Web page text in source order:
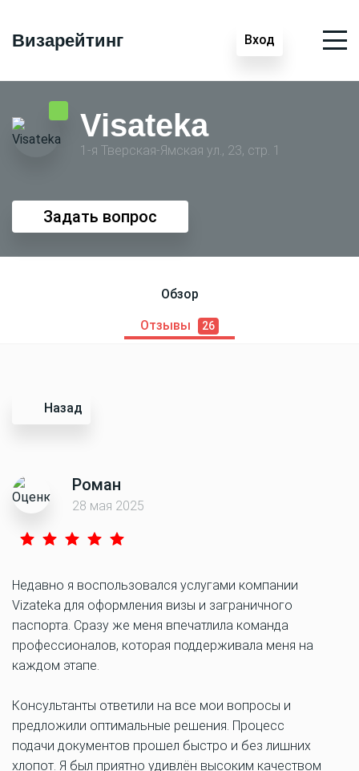
Визарейтинг Вход
Visateka
1-я Тверская-Ямская ул., 23, стр. 1
Задать вопрос
Обзор
Отзывы 26
Назад
Роман
28 мая 2025
Недавно я воспользовался услугами компании
Vizateka для оформления визы и заграничного
паспорта. Сразу же меня впечатлила команда
профессионалов, которая поддерживала меня на
каждом этапе.
Консультанты ответили на все мои вопросы и
предложили оптимальные решения. Процесс
подачи документов прошел быстро и без лишних
хлопот. Я был приятно удивлён высоким качеством